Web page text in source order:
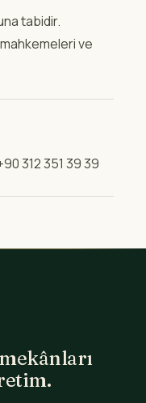
tabidir.
ve
312 351 39 39